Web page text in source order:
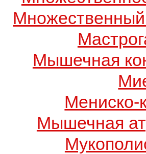
Мышечная
Мениско-
Мышечная